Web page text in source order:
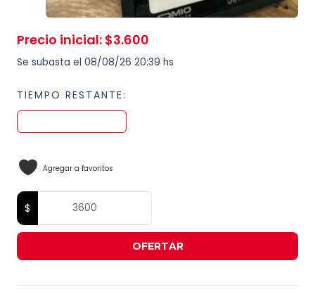
Precio inicial: $3.600
Se subasta el 08/08/26 20:39 hs
TIEMPO RESTANTE:
Agregar a favoritos
OFERTAR